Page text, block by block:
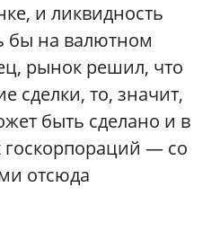
и ликвидность
бы на валютном
рынок решил, что
сделки, то, значит,
быть сделано и в
— со
отсюда